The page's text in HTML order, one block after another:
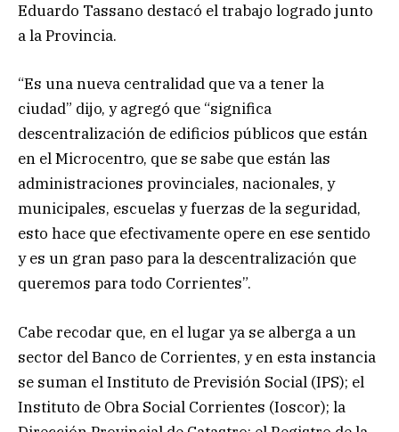
Eduardo Tassano destacó el trabajo logrado junto
a la Provincia.
“Es una nueva centralidad que va a tener la
ciudad” dijo, y agregó que “significa
descentralización de edificios públicos que están
en el Microcentro, que se sabe que están las
administraciones provinciales, nacionales, y
municipales, escuelas y fuerzas de la seguridad,
esto hace que efectivamente opere en ese sentido
y es un gran paso para la descentralización que
queremos para todo Corrientes”.
Cabe recodar que, en el lugar ya se alberga a un
sector del Banco de Corrientes, y en esta instancia
se suman el Instituto de Previsión Social (IPS); el
Instituto de Obra Social Corrientes (Ioscor); la